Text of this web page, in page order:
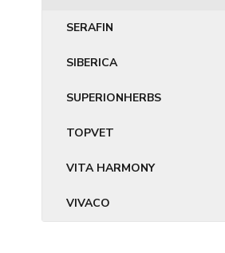
SERAFIN
SIBERICA
SUPERIONHERBS
TOPVET
VITA HARMONY
VIVACO